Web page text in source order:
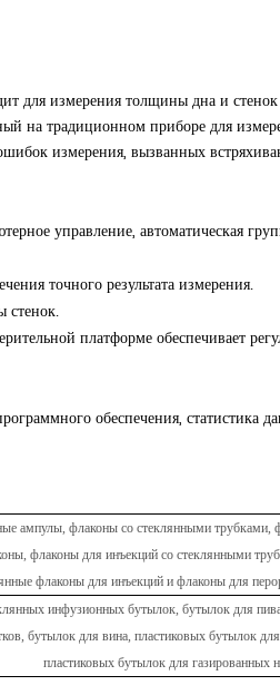
для измерения толщины дна и
на традиционном приборе для
измерения, вызванных
управление, автоматическая
точного результата измерения.
стенок.
платформе обеспечивает
обеспечения, статистика
ампулы, флаконы со стеклянными трубками,
флаконы для инъекций со стеклянными
флаконы для инъекцийи флаконы для
инфузионных бутылок, бутылок для
бутылок для вина, пластиковых бутылок
пластиковых бутылок для газированных